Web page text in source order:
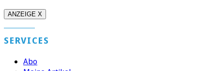
ANZEIGE X
SERVICES
Abo